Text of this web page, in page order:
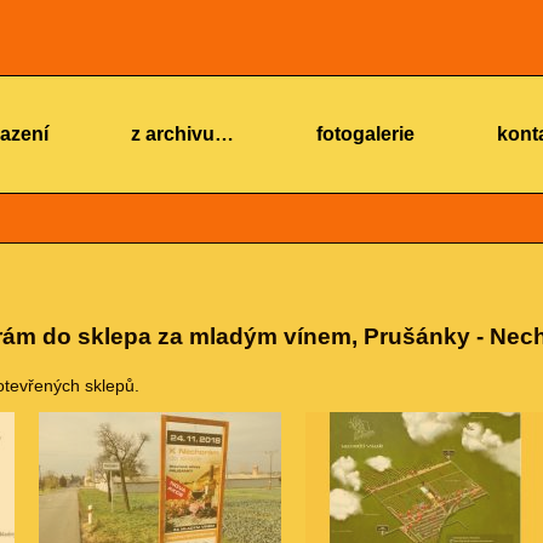
z archivu… fotogalerie
do sklepa za mladým vínem, Prušánky -
sklepů.